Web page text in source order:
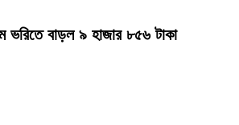
ভরিতে বাড়ল ৯ হাজার ৮৫৬ টাকা